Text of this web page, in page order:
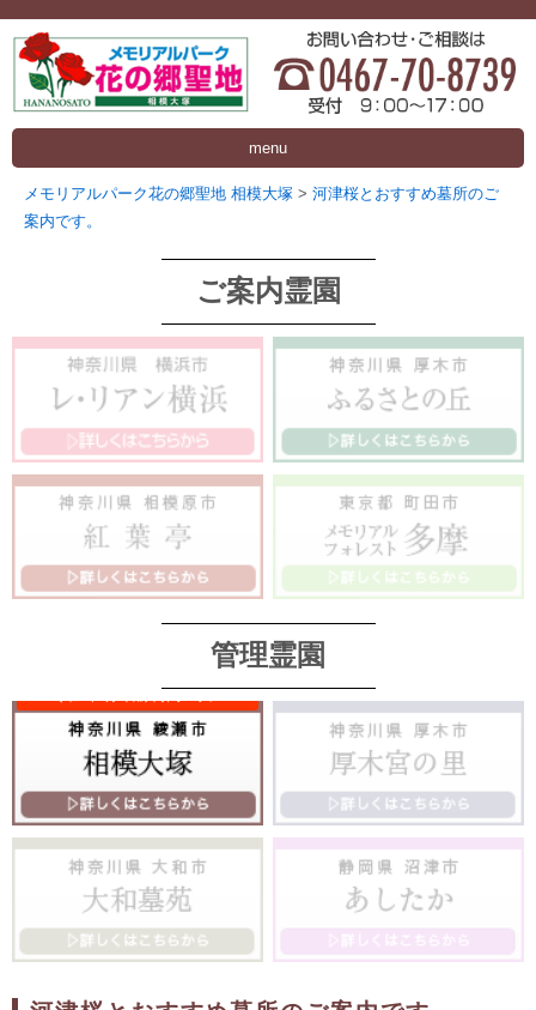
menu
メモリアルパーク花の郷聖地 相模大塚 > 河津桜とおすすめ墓所のご
案内です。
ご案内霊園
管理霊園